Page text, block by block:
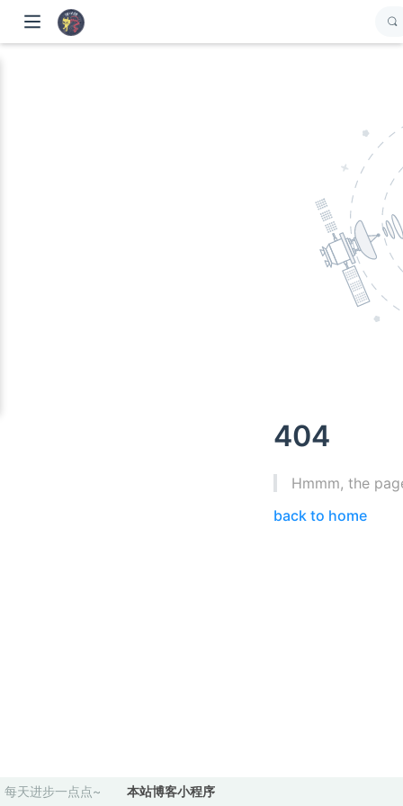
404
Hmmm, the
back to home
每天进步一点点~ 本站博客小程序